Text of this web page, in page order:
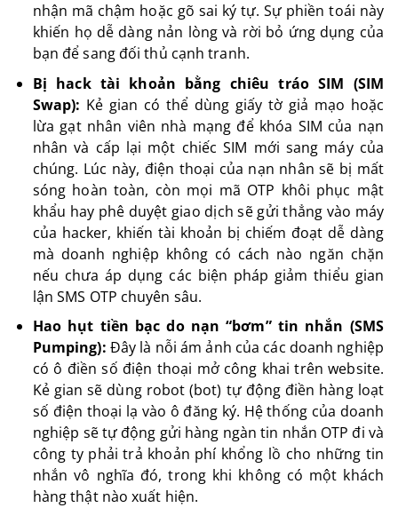
nhận mã chậm hoặc gõ sai ký tự. Sự phiền toái này
khiến họ dễ dàng nản lòng và rời bỏ ứng dụng của
bạn để sang đối thủ cạnh tranh.
Bị hack tài khoản bằng chiêu tráo SIM (SIM
Swap): Kẻ gian có thể dùng giấy tờ giả mạo hoặc
lừa gạt nhân viên nhà mạng để khóa SIM của nạn
nhân và cấp lại một chiếc SIM mới sang máy của
chúng. Lúc này, điện thoại của nạn nhân sẽ bị mất
sóng hoàn toàn, còn mọi mã OTP khôi phục mật
khẩu hay phê duyệt giao dịch sẽ gửi thẳng vào máy
của hacker, khiến tài khoản bị chiếm đoạt dễ dàng
mà doanh nghiệp không có cách nào ngăn chặn
nếu chưa áp dụng các biện pháp giảm thiểu gian
lận SMS OTP chuyên sâu.
Hao hụt tiền bạc do nạn “bơm” tin nhắn (SMS
Pumping): Đây là nỗi ám ảnh của các doanh nghiệp
có ô điền số điện thoại mở công khai trên website.
Kẻ gian sẽ dùng robot (bot) tự động điền hàng loạt
số điện thoại lạ vào ô đăng ký. Hệ thống của doanh
nghiệp sẽ tự động gửi hàng ngàn tin nhắn OTP đi và
công ty phải trả khoản phí khổng lồ cho những tin
nhắn vô nghĩa đó, trong khi không có một khách
hàng thật nào xuất hiện.